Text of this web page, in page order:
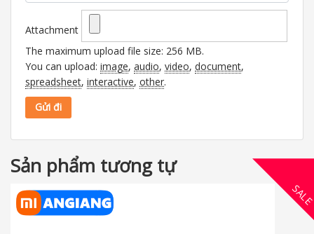
Attachment
The maximum upload file size: 256 MB.
You can upload: image, audio, video, document,
spreadsheet, interactive, other.
Sản phẩm tương tự